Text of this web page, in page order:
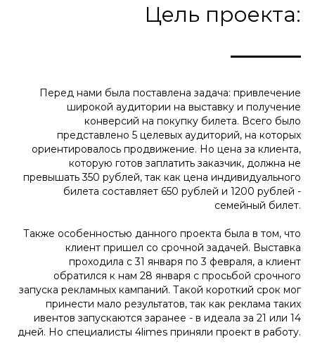
Цель проекта:
Перед нами была поставлена задача: привлечение
широкой аудитории на выставку и получение
конверсий на покупку билета. Всего было
представлено 5 целевых аудиторий, на которых
ориентировалось продвижение. Но цена за клиента,
которую готов заплатить заказчик, должна не
превышать 350 рублей, так как цена индивидуального
билета составляет 650 рублей и 1200 рублей -
семейный билет.
Также особенностью данного проекта была в том, что
клиент пришел со срочной задачей. Выставка
проходила с 31 января по 3 февраля, а клиент
обратился к нам 28 января с просьбой срочного
запуска рекламных кампаний. Такой короткий срок мог
принести мало результатов, так как реклама таких
ивентов запускаются заранее - в идеала за 21 или 14
дней. Но специалисты 4limes приняли проект в работу.